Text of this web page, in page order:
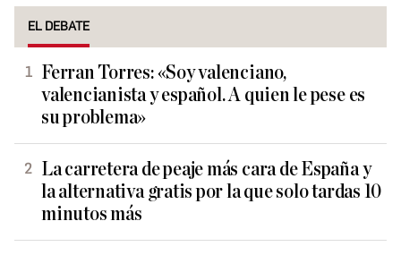
EL DEBATE
Ferran Torres: «Soy valenciano,
valencianista y español. A quien le pese es
su problema»
La carretera de peaje más cara de España y
la alternativa gratis por la que solo tardas 10
minutos más